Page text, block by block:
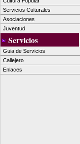
Servicios Culturales
Asociaciones
Juventud
Servicios
Guia de Servicios
Callejero
Enlaces